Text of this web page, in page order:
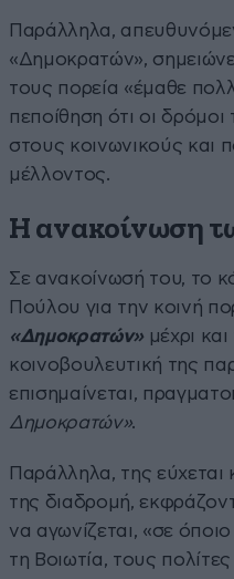
Παράλληλα,
«Δημοκρατών»,
τους πορεία «έμαθε
πεποίθηση ότι οι
στους κοινωνικούς και
μέλλοντος.
Η ανακοίνωση
Σε ανακοίνωσή του, το
Πούλου για την κοινή
«Δημοκρατών»μέχρι και
κοινοβουλευτική της
επισημαίνεται,
Δημοκρατών».
Παράλληλα, της εύχεται
της διαδρομή,
να αγωνίζεται, «σε όποιο
τη Βοιωτία, τους